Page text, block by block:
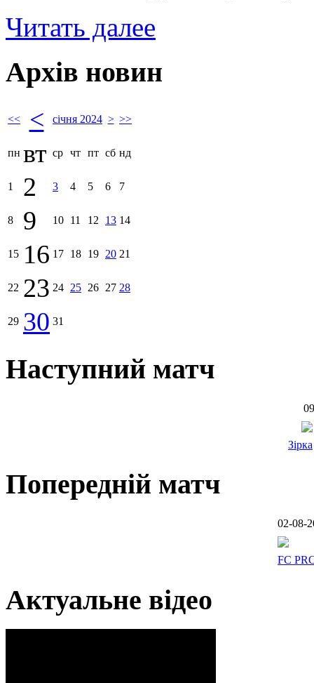
Читать далее
Архів новин
<< < січня 2024 > >>
пн вт ср чт пт сб нд
1 2 3 4 5 6 7
8 9 10 11 12 13 14
15 16 17 18 19 20 21
22 23 24 25 26 27 28
29 30 31
Наступний матч
Зірка
Попередній матч
02-08-
FC
Актуальне відео